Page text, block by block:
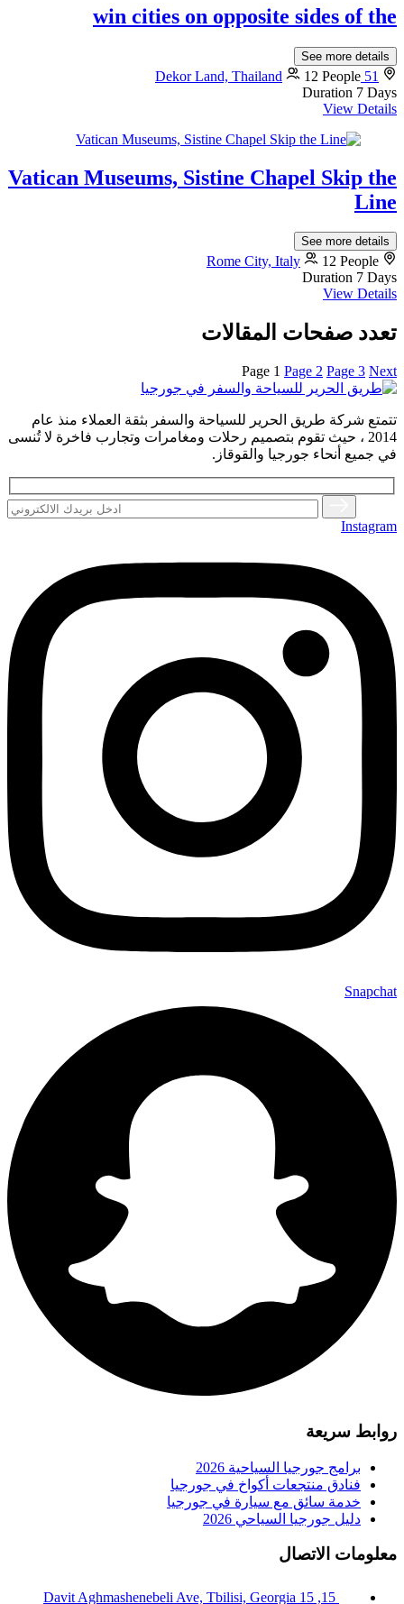
win cities on opposite sides of the
See more details
51 Dekor Land, Thailand
12 People
Duration 7 Days
View Details
Vatican Museums, Sistine Chapel Skip the
Line
See more details
Rome City, Italy
12 People
Duration 7 Days
View Details
تعدد صفحات المقالات
Page 1 Page 2 Page 3 Next
تتمتع شركة طريق الحرير للسياحة والسفر بثقة العملاء منذ عام
2014 ، حيث تقوم بتصميم رحلات ومغامرات وتجارب فاخرة لا تُنسى
في جميع أنحاء جورجيا والقوقاز.
Instagram
Snapchat
روابط سريعة
برامج جورجيا السياحية 2026
فنادق منتجعات أكواخ في جورجيا
خدمة سائق مع سيارة في جورجيا
دليل جورجيا السياحي 2026
معلومات الاتصال
15, 15 Davit Aghmashenebeli Ave, Tbilisi, Georgia